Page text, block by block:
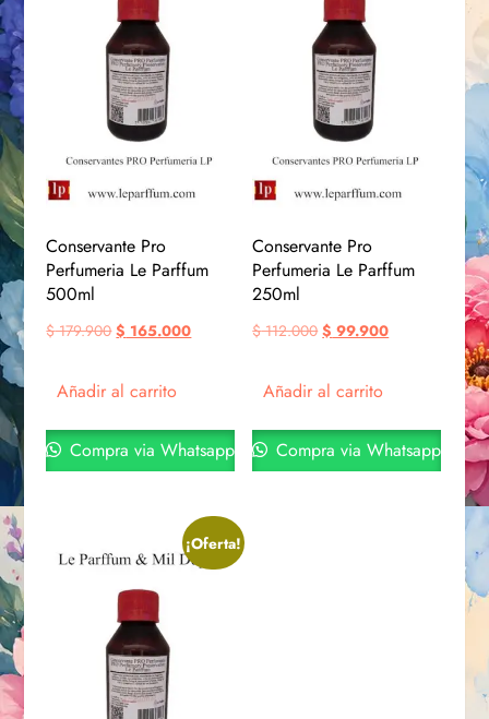
Conservante Pro
Perfumeria Le Parffum
500ml
$179.900 $ 165.000
Añadir al carrito
Compra via Whatsapp
Conservante Pro
Perfumeria Le Parffum
250ml
$112.000 $ 99.900
Añadir al carrito
Compra via Whatsapp
¡Oferta!